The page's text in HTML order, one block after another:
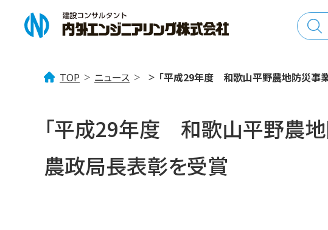
検
索:
TOP ニュース 「平成29年度 和歌山平野農地防災事
「平成29年度 和歌山平野農
農政局長表彰を受賞